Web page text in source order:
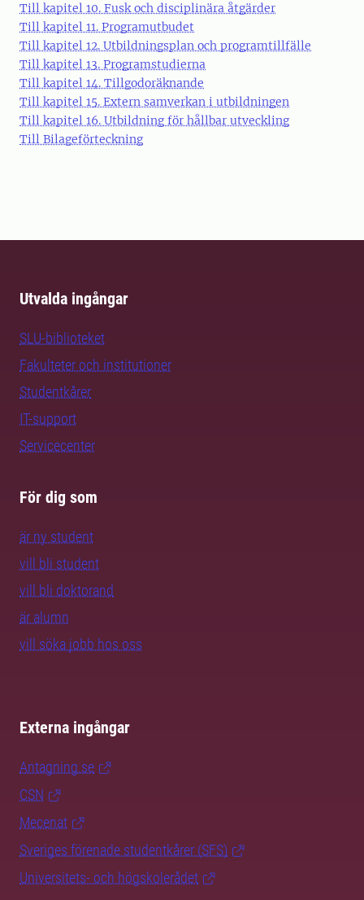
Till kapitel 10. Fusk och disciplinära åtgärder
Till kapitel 11. Programutbudet
Till kapitel 12. Utbildningsplan och programtillfälle
Till kapitel 13. Programstudierna
Till kapitel 14. Tillgodoräknande
Till kapitel 15. Extern samverkan i utbildningen
Till kapitel 16. Utbildning för hållbar utveckling
Till Bilageförteckning
Utvalda ingångar
SLU-biblioteket
Fakulteter och institutioner
Studentkårer
IT-support
Servicecenter
För dig som
är ny student
vill bli student
vill bli doktorand
är alumn
vill söka jobb hos oss
Externa ingångar
Antagning.se
CSN
Mecenat
Sveriges förenade studentkårer (SFS)
Universitets- och högskolerådet